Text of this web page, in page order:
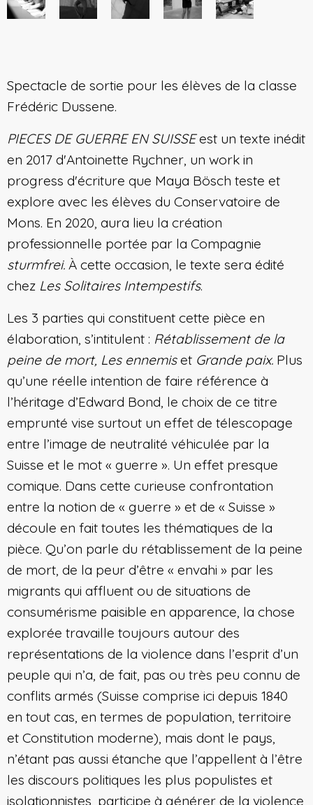
Spectacle de sortie pour les élèves de la classe
Frédéric Dussene.
PIECES DE GUERRE EN SUISSEest un texte inédit
en 2017 d'Antoinette Rychner, un work in
progress d'écriture que Maya Bösch teste et
explore avec les élèves du Conservatoire de
Mons. En 2020, aura lieu la création
professionnelle portée par la Compagnie
sturmfrei. À cette occasion, le texte sera édité
chez Les Solitaires Intempestifs.
Les 3 parties qui constituent cette pièce en
élaboration, s’intitulent : Rétablissement de la
peine de mort, Les ennemiset Grande paix. Plus
qu’une réelle intention de faire référence à
l’héritage d’Edward Bond, le choix de ce titre
emprunté vise surtout un effet de télescopage
entre l’image de neutralité véhiculée par la
Suisse et le mot « guerre ». Un effet presque
comique. Dans cette curieuse confrontation
entre la notion de « guerre » et de « Suisse »
découle en fait toutes les thématiques de la
pièce. Qu’on parle du rétablissement de la peine
de mort, de la peur d’être « envahi » par les
migrants qui affluent ou de situations de
consumérisme paisible en apparence, la chose
explorée travaille toujours autour des
représentations de la violence dans l’esprit d’un
peuple qui n’a, de fait, pas ou très peu connu de
conflits armés (Suisse comprise ici depuis 1840
en tout cas, en termes de population, territoire
et Constitution moderne), mais dont le pays,
n’étant pas aussi étanche que l’appellent à l’être
les discours politiques les plus populistes et
isolationnistes, participe à générer de la violence